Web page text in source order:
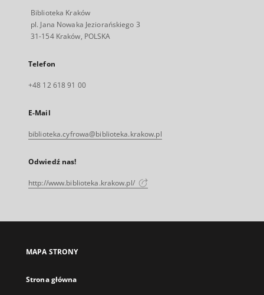
Biblioteka Kraków
pl. Jana Nowaka Jeziorańskiego 3
31-154 Kraków, POLSKA
Telefon
+48 12 618 91 00
E-Mail
biblioteka.cyfrowa@biblioteka.krakow.pl
Odwiedź nas!
http://www.biblioteka.krakow.pl/
MAPA STRONY
Strona główna